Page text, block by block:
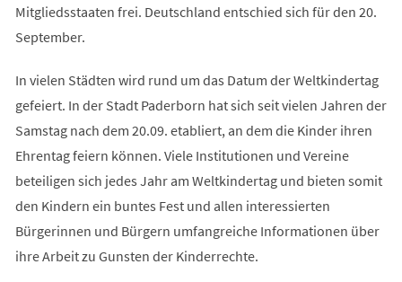
Mitgliedsstaaten frei. Deutschland entschied sich für den 20.
September.
In vielen Städten wird rund um das Datum der Weltkindertag
gefeiert. In der Stadt Paderborn hat sich seit vielen Jahren der
Samstag nach dem 20.09. etabliert, an dem die Kinder ihren
Ehrentag feiern können. Viele Institutionen und Vereine
beteiligen sich jedes Jahr am Weltkindertag und bieten somit
den Kindern ein buntes Fest und allen interessierten
Bürgerinnen und Bürgern umfangreiche Informationen über
ihre Arbeit zu Gunsten der Kinderrechte.